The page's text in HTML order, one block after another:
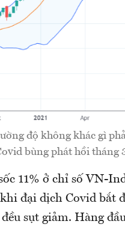
độ không khác gì
bùng phát hồi tháng
11% ở chỉ số VN-
đại dịch Covid bắt
sụt giảm. Hàng